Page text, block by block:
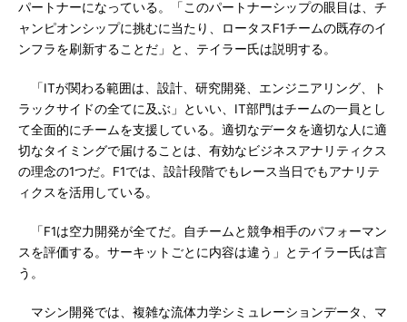
パートナーになっている。「このパートナーシップの眼目は、チ
ャンピオンシップに挑むに当たり、ロータスF1チームの既存のイ
ンフラを刷新することだ」と、テイラー氏は説明する。
「ITが関わる範囲は、設計、研究開発、エンジニアリング、ト
ラックサイドの全てに及ぶ」といい、IT部門はチームの一員とし
て全面的にチームを支援している。適切なデータを適切な人に適
切なタイミングで届けることは、有効なビジネスアナリティクス
の理念の1つだ。F1では、設計段階でもレース当日でもアナリテ
ィクスを活用している。
「F1は空力開発が全てだ。自チームと競争相手のパフォーマン
スを評価する。サーキットごとに内容は違う」とテイラー氏は言
う。
マシン開発では、複雑な流体力学シミュレーションデータ、マ